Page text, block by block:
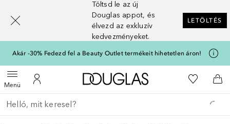
Töltsd le az új
Douglas appot, és
élvezd az exkluzív
kedvezményeket.
LETÖLTÉS
Akár -30% Fedezd fel a Beauty Outlet termékeit hihetetlen áron!
MenüMenü megnyitása
A fiókomhoz
A Douglas Főoldalra
A
Menj vissza
Keresés végrehajtása
[navigation.slideout.screenreader]